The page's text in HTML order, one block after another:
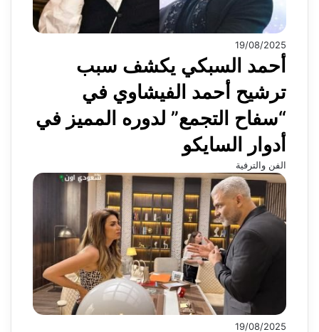
19/08/2025
أحمد السبكي يكشف سبب
ترشيح أحمد الفيشاوي في
“سفاح التجمع” لدوره المميز في
أدوار السايكو
الفن والترفية
19/08/2025